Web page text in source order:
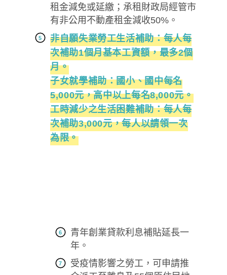
租金減免或延繳；承租財政局經管市
有非公用不動產租金減收50%。
非自願失業勞工生活補助：每人每
次補助1個月基本工資額，最多2個
月。
子女就學補助：國小、國中每名
5,000元，高中以上每名8,000元。
工時減少之生活困難補助：每人每
次補助3,000元，每人以請領一次
為限。
青年創業貸款利息補貼延長一
年。
受疫情影響之勞工，可申請推